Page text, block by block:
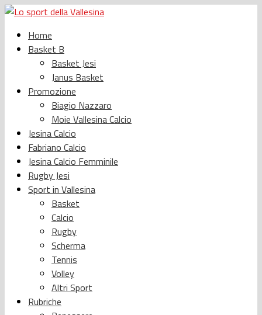
Home
Basket B
Basket Jesi
Janus Basket
Promozione
Biagio Nazzaro
Moie Vallesina Calcio
Jesina Calcio
Fabriano Calcio
Jesina Calcio Femminile
Rugby Jesi
Sport in Vallesina
Basket
Calcio
Rugby
Scherma
Tennis
Volley
Altri Sport
Rubriche